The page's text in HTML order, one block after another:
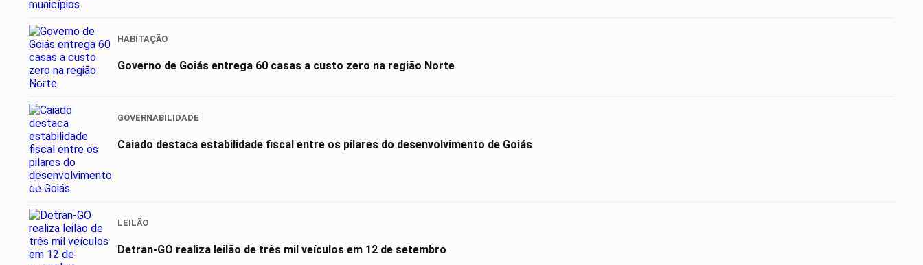
02
HABITAÇÃO
Governo de Goiás entrega 60 casas a custo zero na região Norte
03
GOVERNABILIDADE
Caiado destaca estabilidade fiscal entre os pilares do desenvolvimento de Goiás
LEILÃO
Detran-GO realiza leilão de três mil veículos em 12 de setembro